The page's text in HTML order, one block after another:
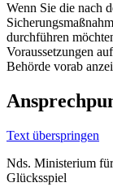
Wenn Sie die nach
durchführen
Voraussetzungen
Behörde vorab
Text überspringen
Nds. Ministerium
Glücksspiel